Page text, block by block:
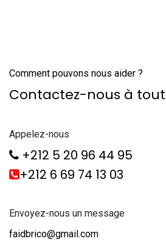
Comment pouvons nous aider ?
Contactez-nous à
Appelez-nous
+212 5 20 96 44 95
+212 6 69 74 13 03
Envoyez-nous un message
faidbrico@gmail.com